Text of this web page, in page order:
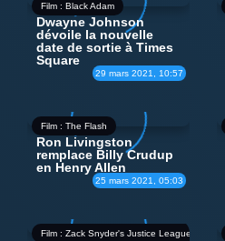
Film : Black Adam
29 mars 2021, 10:57
Dwayne Johnson
dévoile la nouvelle
date de sortie à Times
Square
Film : The Flash
25 mars 2021, 05:03
Ron Livingston
remplace Billy Crudup
en Henry Allen
Film : Zack Snyder's Justice League